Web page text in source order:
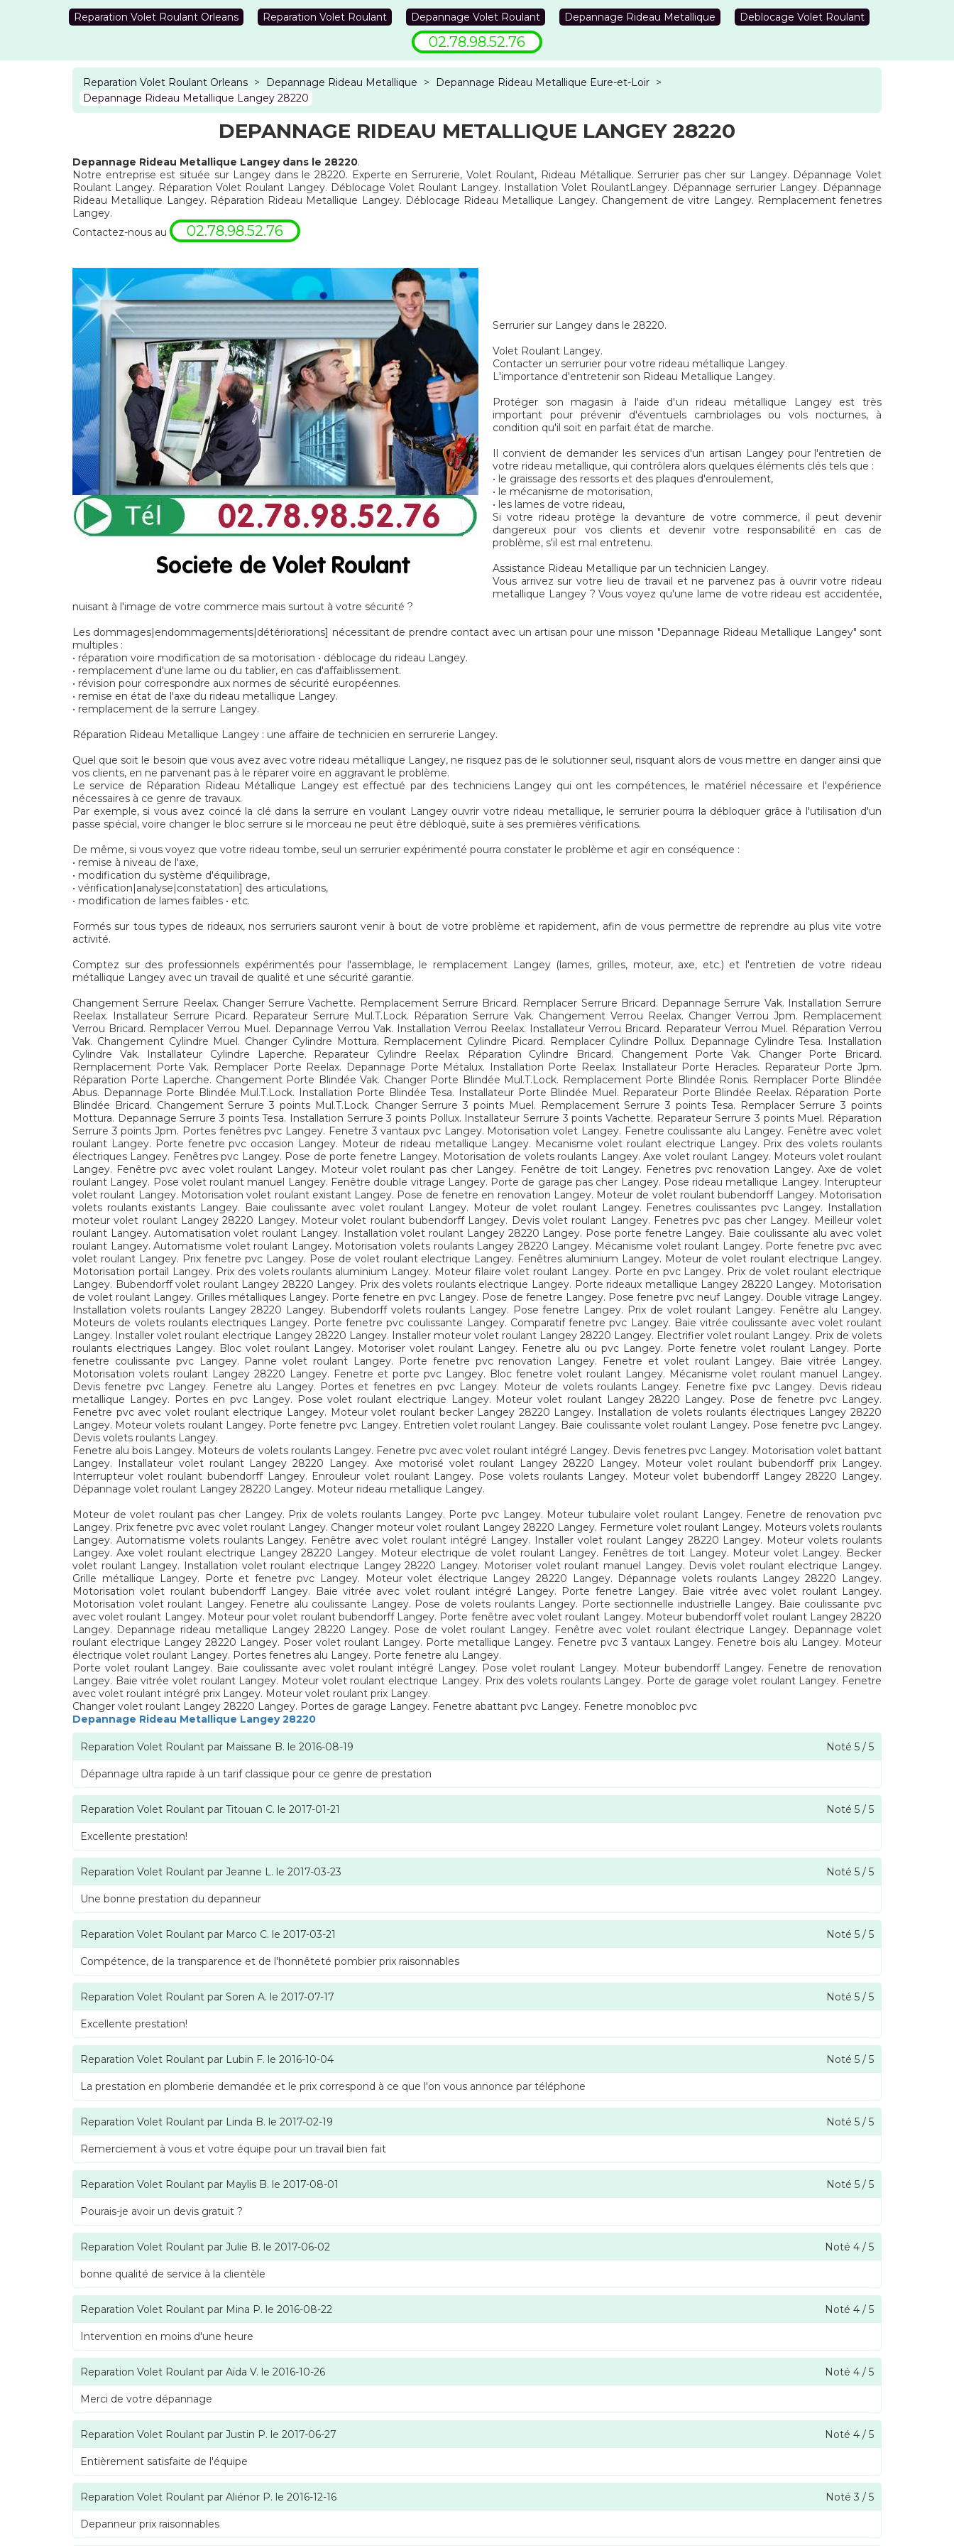
Reparation Volet Roulant Orleans Reparation Volet Roulant Depannage Volet Roulant Depannage Rideau Metallique Deblocage Volet Roulant
02.78.98.52.76
Reparation Volet Roulant Orleans > Depannage Rideau Metallique > Depannage Rideau Metallique Eure-et-Loir >
Depannage Rideau Metallique Langey 28220
DEPANNAGE RIDEAU METALLIQUE LANGEY 28220
Depannage Rideau Metallique Langey dans le 28220.
Notre entreprise est située sur Langey dans le 28220. Experte en Serrurerie, Volet Roulant, Rideau Métallique. Serrurier pas cher sur Langey. Dépannage Volet
Roulant Langey. Réparation Volet Roulant Langey. Déblocage Volet Roulant Langey. Installation Volet RoulantLangey. Dépannage serrurier Langey. Dépannage
Rideau Metallique Langey. Réparation Rideau Metallique Langey. Déblocage Rideau Metallique Langey. Changement de vitre Langey. Remplacement fenetres
Langey.
Contactez-nous au
02.78.98.52.76
Serrurier sur Langey dans le 28220.
Volet Roulant Langey.
Contacter un serrurier pour votre rideau métallique Langey.
L'importance d'entretenir son Rideau Metallique Langey.
Protéger son magasin à l'aide d'un rideau métallique Langey est très
important pour prévenir d'éventuels cambriolages ou vols nocturnes, à
condition qu'il soit en parfait état de marche.
Il convient de demander les services d'un artisan Langey pour l'entretien de
votre rideau metallique, qui contrôlera alors quelques éléments clés tels que :
• le graissage des ressorts et des plaques d'enroulement,
• le mécanisme de motorisation,
• les lames de votre rideau,
Si votre rideau protège la devanture de votre commerce, il peut devenir
dangereux pour vos clients et devenir votre responsabilité en cas de
problème, s'il est mal entretenu.
Assistance Rideau Metallique par un technicien Langey.
Vous arrivez sur votre lieu de travail et ne parvenez pas à ouvrir votre rideau
metallique Langey ? Vous voyez qu'une lame de votre rideau est accidentée,
nuisant à l'image de votre commerce mais surtout à votre sécurité ?
Les dommages|endommagements|détériorations] nécessitant de prendre contact avec un artisan pour une misson "Depannage Rideau Metallique Langey" sont
multiples :
• réparation voire modification de sa motorisation • déblocage du rideau Langey.
• remplacement d'une lame ou du tablier, en cas d'affaiblissement.
• révision pour correspondre aux normes de sécurité européennes.
• remise en état de l'axe du rideau metallique Langey.
• remplacement de la serrure Langey.
Réparation Rideau Metallique Langey : une affaire de technicien en serrurerie Langey.
Quel que soit le besoin que vous avez avec votre rideau métallique Langey, ne risquez pas de le solutionner seul, risquant alors de vous mettre en danger ainsi que
vos clients, en ne parvenant pas à le réparer voire en aggravant le problème.
Le service de Réparation Rideau Métallique Langey est effectué par des techniciens Langey qui ont les compétences, le matériel nécessaire et l'expérience
nécessaires à ce genre de travaux.
Par exemple, si vous avez coincé la clé dans la serrure en voulant Langey ouvrir votre rideau metallique, le serrurier pourra la débloquer grâce à l'utilisation d'un
passe spécial, voire changer le bloc serrure si le morceau ne peut être débloqué, suite à ses premières vérifications.
De même, si vous voyez que votre rideau tombe, seul un serrurier expérimenté pourra constater le problème et agir en conséquence :
• remise à niveau de l'axe,
• modification du système d'équilibrage,
• vérification|analyse|constatation] des articulations,
• modification de lames faibles • etc.
Formés sur tous types de rideaux, nos serruriers sauront venir à bout de votre problème et rapidement, afin de vous permettre de reprendre au plus vite votre
activité.
Comptez sur des professionnels expérimentés pour l'assemblage, le remplacement Langey (lames, grilles, moteur, axe, etc.) et l'entretien de votre rideau
métallique Langey avec un travail de qualité et une sécurité garantie.
Changement Serrure Reelax. Changer Serrure Vachette. Remplacement Serrure Bricard. Remplacer Serrure Bricard. Depannage Serrure Vak. Installation Serrure
Reelax. Installateur Serrure Picard. Reparateur Serrure Mul.T.Lock. Réparation Serrure Vak. Changement Verrou Reelax. Changer Verrou Jpm. Remplacement
Verrou Bricard. Remplacer Verrou Muel. Depannage Verrou Vak. Installation Verrou Reelax. Installateur Verrou Bricard. Reparateur Verrou Muel. Réparation Verrou
Vak. Changement Cylindre Muel. Changer Cylindre Mottura. Remplacement Cylindre Picard. Remplacer Cylindre Pollux. Depannage Cylindre Tesa. Installation
Cylindre Vak. Installateur Cylindre Laperche. Reparateur Cylindre Reelax. Réparation Cylindre Bricard. Changement Porte Vak. Changer Porte Bricard.
Remplacement Porte Vak. Remplacer Porte Reelax. Depannage Porte Métalux. Installation Porte Reelax. Installateur Porte Heracles. Reparateur Porte Jpm.
Réparation Porte Laperche. Changement Porte Blindée Vak. Changer Porte Blindée Mul.T.Lock. Remplacement Porte Blindée Ronis. Remplacer Porte Blindée
Abus. Depannage Porte Blindée Mul.T.Lock. Installation Porte Blindée Tesa. Installateur Porte Blindée Muel. Reparateur Porte Blindée Reelax. Réparation Porte
Blindée Bricard. Changement Serrure 3 points Mul.T.Lock. Changer Serrure 3 points Muel. Remplacement Serrure 3 points Tesa. Remplacer Serrure 3 points
Mottura. Depannage Serrure 3 points Tesa. Installation Serrure 3 points Pollux. Installateur Serrure 3 points Vachette. Reparateur Serrure 3 points Muel. Réparation
Serrure 3 points Jpm. Portes fenêtres pvc Langey. Fenetre 3 vantaux pvc Langey. Motorisation volet Langey. Fenetre coulissante alu Langey. Fenêtre avec volet
roulant Langey. Porte fenetre pvc occasion Langey. Moteur de rideau metallique Langey. Mecanisme volet roulant electrique Langey. Prix des volets roulants
électriques Langey. Fenêtres pvc Langey. Pose de porte fenetre Langey. Motorisation de volets roulants Langey. Axe volet roulant Langey. Moteurs volet roulant
Langey. Fenêtre pvc avec volet roulant Langey. Moteur volet roulant pas cher Langey. Fenêtre de toit Langey. Fenetres pvc renovation Langey. Axe de volet
roulant Langey. Pose volet roulant manuel Langey. Fenêtre double vitrage Langey. Porte de garage pas cher Langey. Pose rideau metallique Langey. Interupteur
volet roulant Langey. Motorisation volet roulant existant Langey. Pose de fenetre en renovation Langey. Moteur de volet roulant bubendorff Langey. Motorisation
volets roulants existants Langey. Baie coulissante avec volet roulant Langey. Moteur de volet roulant Langey. Fenetres coulissantes pvc Langey. Installation
moteur volet roulant Langey 28220 Langey. Moteur volet roulant bubendorff Langey. Devis volet roulant Langey. Fenetres pvc pas cher Langey. Meilleur volet
roulant Langey. Automatisation volet roulant Langey. Installation volet roulant Langey 28220 Langey. Pose porte fenetre Langey. Baie coulissante alu avec volet
roulant Langey. Automatisme volet roulant Langey. Motorisation volets roulants Langey 28220 Langey. Mécanisme volet roulant Langey. Porte fenetre pvc avec
volet roulant Langey. Prix fenetre pvc Langey. Pose de volet roulant electrique Langey. Fenêtres aluminium Langey. Moteur de volet roulant electrique Langey.
Motorisation portail Langey. Prix des volets roulants aluminium Langey. Moteur filaire volet roulant Langey. Porte en pvc Langey. Prix de volet roulant electrique
Langey. Bubendorff volet roulant Langey 28220 Langey. Prix des volets roulants electrique Langey. Porte rideaux metallique Langey 28220 Langey. Motorisation
de volet roulant Langey. Grilles métalliques Langey. Porte fenetre en pvc Langey. Pose de fenetre Langey. Pose fenetre pvc neuf Langey. Double vitrage Langey.
Installation volets roulants Langey 28220 Langey. Bubendorff volets roulants Langey. Pose fenetre Langey. Prix de volet roulant Langey. Fenêtre alu Langey.
Moteurs de volets roulants electriques Langey. Porte fenetre pvc coulissante Langey. Comparatif fenetre pvc Langey. Baie vitrée coulissante avec volet roulant
Langey. Installer volet roulant electrique Langey 28220 Langey. Installer moteur volet roulant Langey 28220 Langey. Electrifier volet roulant Langey. Prix de volets
roulants electriques Langey. Bloc volet roulant Langey. Motoriser volet roulant Langey. Fenetre alu ou pvc Langey. Porte fenetre volet roulant Langey. Porte
fenetre coulissante pvc Langey. Panne volet roulant Langey. Porte fenetre pvc renovation Langey. Fenetre et volet roulant Langey. Baie vitrée Langey.
Motorisation volets roulant Langey 28220 Langey. Fenetre et porte pvc Langey. Bloc fenetre volet roulant Langey. Mécanisme volet roulant manuel Langey.
Devis fenetre pvc Langey. Fenetre alu Langey. Portes et fenetres en pvc Langey. Moteur de volets roulants Langey. Fenetre fixe pvc Langey. Devis rideau
metallique Langey. Portes en pvc Langey. Pose volet roulant electrique Langey. Moteur volet roulant Langey 28220 Langey. Pose de fenetre pvc Langey.
Fenetre pvc avec volet roulant electrique Langey. Moteur volet roulant becker Langey 28220 Langey. Installation de volets roulants électriques Langey 28220
Langey. Moteur volets roulant Langey. Porte fenetre pvc Langey. Entretien volet roulant Langey. Baie coulissante volet roulant Langey. Pose fenetre pvc Langey.
Devis volets roulants Langey.
Fenetre alu bois Langey. Moteurs de volets roulants Langey. Fenetre pvc avec volet roulant intégré Langey. Devis fenetres pvc Langey. Motorisation volet battant
Langey. Installateur volet roulant Langey 28220 Langey. Axe motorisé volet roulant Langey 28220 Langey. Moteur volet roulant bubendorff prix Langey.
Interrupteur volet roulant bubendorff Langey. Enrouleur volet roulant Langey. Pose volets roulants Langey. Moteur volet bubendorff Langey 28220 Langey.
Dépannage volet roulant Langey 28220 Langey. Moteur rideau metallique Langey.
Moteur de volet roulant pas cher Langey. Prix de volets roulants Langey. Porte pvc Langey. Moteur tubulaire volet roulant Langey. Fenetre de renovation pvc
Langey. Prix fenetre pvc avec volet roulant Langey. Changer moteur volet roulant Langey 28220 Langey. Fermeture volet roulant Langey. Moteurs volets roulants
Langey. Automatisme volets roulants Langey. Fenêtre avec volet roulant intégré Langey. Installer volet roulant Langey 28220 Langey. Moteur volets roulants
Langey. Axe volet roulant electrique Langey 28220 Langey. Moteur electrique de volet roulant Langey. Fenêtres de toit Langey. Moteur volet Langey. Becker
volet roulant Langey. Installation volet roulant electrique Langey 28220 Langey. Motoriser volet roulant manuel Langey. Devis volet roulant electrique Langey.
Grille métallique Langey. Porte et fenetre pvc Langey. Moteur volet électrique Langey 28220 Langey. Dépannage volets roulants Langey 28220 Langey.
Motorisation volet roulant bubendorff Langey. Baie vitrée avec volet roulant intégré Langey. Porte fenetre Langey. Baie vitrée avec volet roulant Langey.
Motorisation volet roulant Langey. Fenetre alu coulissante Langey. Pose de volets roulants Langey. Porte sectionnelle industrielle Langey. Baie coulissante pvc
avec volet roulant Langey. Moteur pour volet roulant bubendorff Langey. Porte fenêtre avec volet roulant Langey. Moteur bubendorff volet roulant Langey 28220
Langey. Depannage rideau metallique Langey 28220 Langey. Pose de volet roulant Langey. Fenêtre avec volet roulant électrique Langey. Depannage volet
roulant electrique Langey 28220 Langey. Poser volet roulant Langey. Porte metallique Langey. Fenetre pvc 3 vantaux Langey. Fenetre bois alu Langey. Moteur
électrique volet roulant Langey. Portes fenetres alu Langey. Porte fenetre alu Langey.
Porte volet roulant Langey. Baie coulissante avec volet roulant intégré Langey. Pose volet roulant Langey. Moteur bubendorff Langey. Fenetre de renovation
Langey. Baie vitrée volet roulant Langey. Moteur volet roulant electrique Langey. Prix des volets roulants Langey. Porte de garage volet roulant Langey. Fenetre
avec volet roulant intégré prix Langey. Moteur volet roulant prix Langey.
Changer volet roulant Langey 28220 Langey. Portes de garage Langey. Fenetre abattant pvc Langey. Fenetre monobloc pvc
Depannage Rideau Metallique Langey 28220
Reparation Volet Roulant par Maïssane B. le 2016-08-19 Noté 5 / 5
Dépannage ultra rapide à un tarif classique pour ce genre de prestation
Reparation Volet Roulant par Titouan C. le 2017-01-21 Noté 5 / 5
Excellente prestation!
Reparation Volet Roulant par Jeanne L. le 2017-03-23 Noté 5 / 5
Une bonne prestation du depanneur
Reparation Volet Roulant par Marco C. le 2017-03-21 Noté 5 / 5
Compétence, de la transparence et de l'honnêteté pombier prix raisonnables
Reparation Volet Roulant par Soren A. le 2017-07-17 Noté 5 / 5
Excellente prestation!
Reparation Volet Roulant par Lubin F. le 2016-10-04 Noté 5 / 5
La prestation en plomberie demandée et le prix correspond à ce que l'on vous annonce par téléphone
Reparation Volet Roulant par Linda B. le 2017-02-19 Noté 5 / 5
Remerciement à vous et votre équipe pour un travail bien fait
Reparation Volet Roulant par Maylis B. le 2017-08-01 Noté 5 / 5
Pourais-je avoir un devis gratuit ?
Reparation Volet Roulant par Julie B. le 2017-06-02 Noté 4 / 5
bonne qualité de service à la clientèle
Reparation Volet Roulant par Mina P. le 2016-08-22 Noté 4 / 5
Intervention en moins d'une heure
Reparation Volet Roulant par Aïda V. le 2016-10-26 Noté 4 / 5
Merci de votre dépannage
Reparation Volet Roulant par Justin P. le 2017-06-27 Noté 4 / 5
Entièrement satisfaite de l'équipe
Reparation Volet Roulant par Aliénor P. le 2016-12-16 Noté 3 / 5
Depanneur prix raisonnables